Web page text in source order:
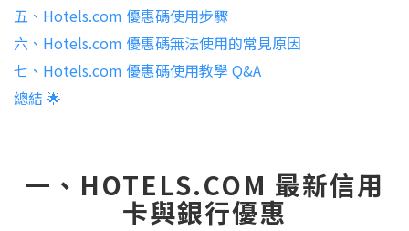
五、Hotels.com 優惠碼使用步驟
六、Hotels.com 優惠碼無法使用的常見原因
七、Hotels.com 優惠碼使用教學 Q&A
總結 🌟
一、HOTELS.COM 最新信用
卡與銀行優惠